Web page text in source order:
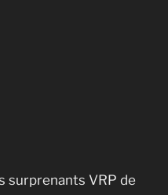
surprenants VRP de